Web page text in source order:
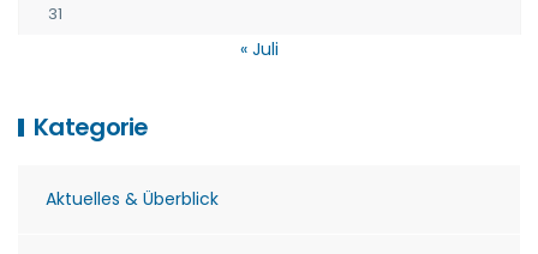
31
« Juli
Kategorie
Aktuelles & Überblick